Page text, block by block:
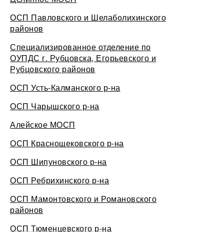
ОСП Павловского и Шелаболихинского
районов
Специализированное отделение по
ОУПДС г. Рубцовска, Егорьевского и
Рубцовского районов
ОСП Усть-Калманского р-на
ОСП Чарышского р-на
Алейское МОСП
ОСП Краснощековского р-на
ОСП Шипуновского р-на
ОСП Ребрихинского р-на
ОСП Мамонтовского и Романовского
районов
ОСП Тюменцевского р-на